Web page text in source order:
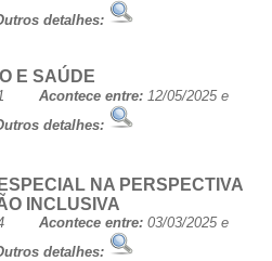
detalhes:
E SAÚDE
Acontece entre: 12/05/2025 e
detalhes:
NA PERSPECTIVA
INCLUSIVA
Acontece entre: 03/03/2025 e
detalhes: